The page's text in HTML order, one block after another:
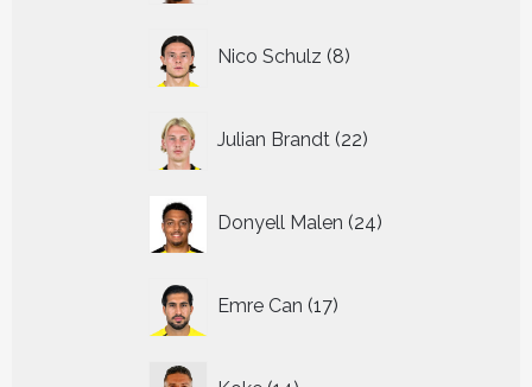
Nico Schulz 8
producten
Julian Brandt 22
producten
Donyell Malen 24
producten
Emre Can 17
producten